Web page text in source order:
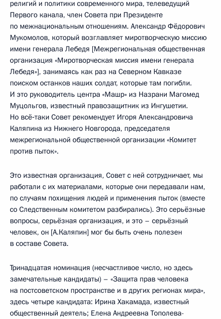
религий и политики современного мира, телеведущий
Первого канала, член Совета при Президенте
по межнациональным отношениям. Александр Фёдорович
Мукомолов, который возглавляет миротворческую миссию
имени генерала Лебедя [Межрегиональная общественная
организация «Миротворческая миссия имени генерала
Лебедя»], занимаясь как раз на Северном Кавказе
поиском останков наших солдат, которые там погибли.
И это руководитель центра «Машр» из Назрани Магомед
Муцольгов, известный правозащитник из Ингушетии.
Но всё‑таки Совет рекомендует Игоря Александровича
Каляпина из Нижнего Новгорода, председателя
межрегиональной общественной организации «Комитет
против пыток».
Это известная организация, Совет с ней сотрудничает, мы
работали с их материалами, которые они передавали нам,
по случаям похищения людей и применения пыток (вместе
со Следственным комитетом разбирались). Это серьёзные
вопросы, серьёзная организация, и это – серьёзный
человек, он [А.Каляпин] мог бы быть очень полезен
в составе Совета.
Тринадцатая номинация (несчастливое число, но здесь
замечательные кандидаты) – «Защита прав человека
на постсоветском пространстве и в других регионах мира»,
здесь четыре кандидата: Ирина Хакамада, известный
общественный деятель; Елена Андреевна Тополева-